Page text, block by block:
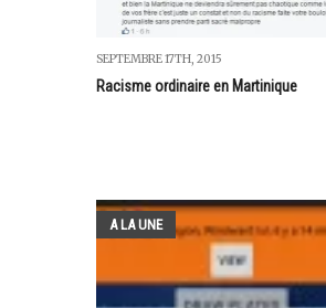
SEPTEMBRE 17TH, 2015
Racisme ordinaire en Martinique
A LA UNE